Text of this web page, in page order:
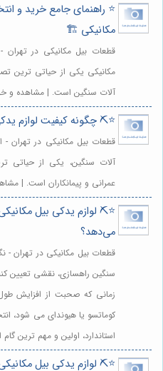
⭐️ راهنمای جامع خرید و
مکانیکی 🏗️
قطعات بیل مکانیکی در تهران
مکانیکی یکی از حیاتی ترین
آلات سنگین است. | مشاهده و
⭐️⛏️ چگونه کیفیت لوازم
قطعات بیل مکانیکی در تهران
آلات سنگین، یکی از حیاتی
عمرانی و پیمانکاران است. |
⭐️⛏️ لوازم یدکی بیل
می‌دهد؟
قطعات بیل مکانیکی در تهران -
سنگین راهسازی، نقشی تعیین
زمانی که صحبت از افزایش
کوماتسو یا هیوندای می شود،
استاندارد، اولین و مهم ترین
⭐️⛏️ لوازم یدکی بیل